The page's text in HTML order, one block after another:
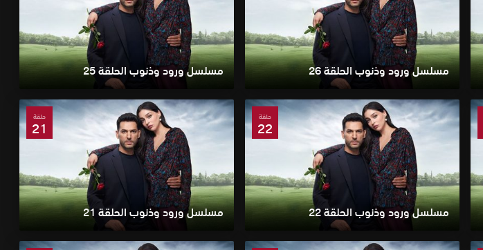
مسلسل ورود وذنوب الحلقة 26 مسلسل ورود وذنوب الحلقة 25
حلقة
22
مسلسل ورود وذنوب الحلقة 22
حلقة
21
مسلسل ورود وذنوب الحلقة 21